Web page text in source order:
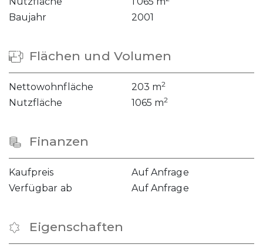
Baujahr 2001
Flächen und Volumen
Nettowohnfläche 203 m2
Nutzfläche 1065 m2
Finanzen
Kaufpreis
Auf Anfrage
Verfügbar ab
Auf Anfrage
Eigenschaften